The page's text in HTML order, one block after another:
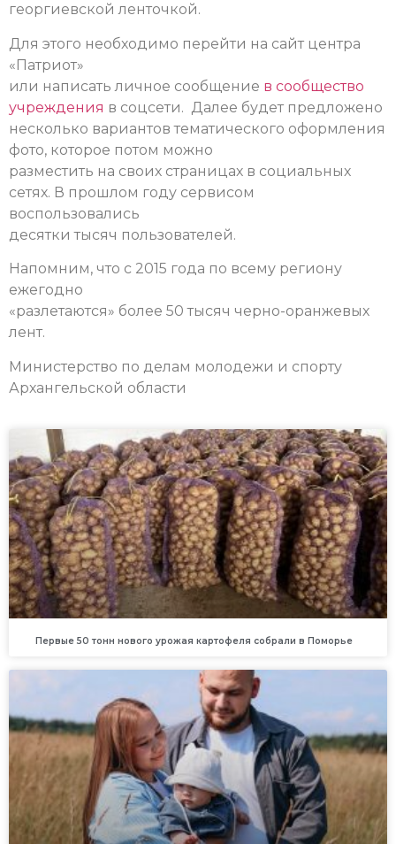
георгиевской ленточкой.
Для этого необходимо перейти на сайт центра
«Патриот»
или написать личное сообщение в сообщество
учреждения в соцсети. Далее будет предложено
несколько вариантов тематического оформления
фото, которое потом можно
разместить на своих страницах в социальных
сетях. В прошлом году сервисом
воспользовались
десятки тысяч пользователей.
Напомним, что с 2015 года по всему региону
ежегодно
«разлетаются» более 50 тысяч черно-оранжевых
лент.
Министерство по делам молодежи и спорту
Архангельской области
Первые 50 тонн нового урожая картофеля собрали в Поморье